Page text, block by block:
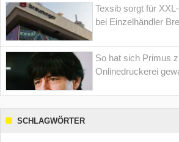
Texsib sorgt für
bei Einzelhändler
So hat sich Primus
Onlinedruckerei
SCHLAGWÖRTER